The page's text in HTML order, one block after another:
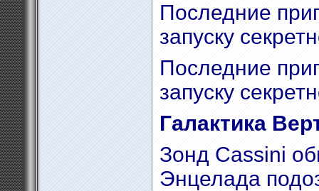
Последние
запуску
Последние
запуску
Галактика
Зонд Cassini
Энцелада